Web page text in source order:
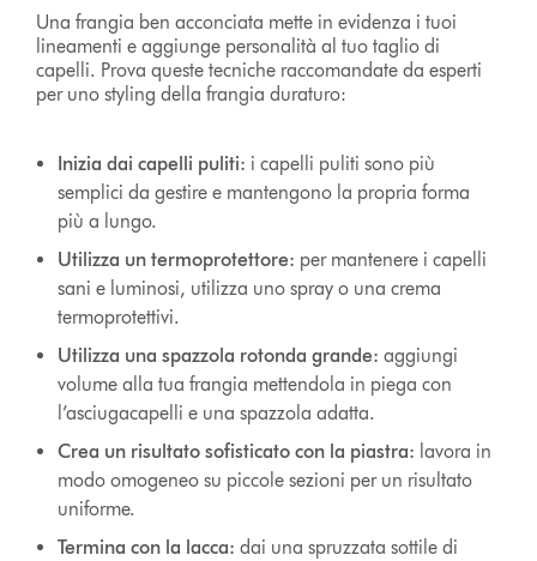
Una frangia ben acconciata mette in evidenza i tuoi
lineamenti e aggiunge personalità al tuo taglio di
capelli. Prova queste tecniche raccomandate da esperti
per uno styling della frangia duraturo:
Inizia dai capelli puliti: i capelli puliti sono più
semplici da gestire e mantengono la propria forma
più a lungo.
Utilizza un termoprotettore: per mantenere i capelli
sani e luminosi, utilizza uno spray o una crema
termoprotettivi.
Utilizza una spazzola rotonda grande: aggiungi
volume alla tua frangia mettendola in piega con
l’asciugacapelli e una spazzola adatta.
Crea un risultato sofisticato con la piastra: lavora in
modo omogeneo su piccole sezioni per un risultato
uniforme.
Termina con la lacca: dai una spruzzata sottile di